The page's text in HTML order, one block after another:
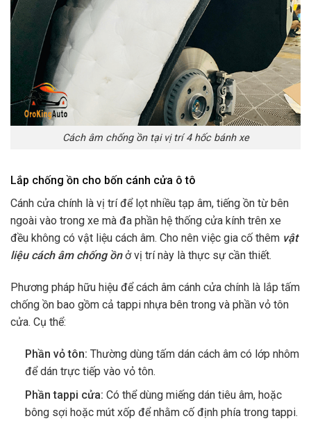
Cách âm chống ồn tại vị trí 4 hốc bánh xe
Lắp chống ồn cho bốn cánh cửa ô tô
Cánh cửa chính là vị trí để lọt nhiều tạp âm, tiếng ồn từ bên
ngoài vào trong xe mà đa phần hệ thống cửa kính trên xe
đều không có vật liệu cách âm. Cho nên việc gia cố thêm vật
liệu cách âm chống ồnở vị trí này là thực sự cần thiết.
Phương pháp hữu hiệu để cách âm cánh cửa chính là lắp tấm
chống ồn bao gồm cả tappi nhựa bên trong và phần vỏ tôn
cửa. Cụ thể:
Phần vỏ tôn: Thường dùng tấm dán cách âm có lớp nhôm
để dán trực tiếp vào vỏ tôn.
Phần tappi cửa: Có thể dùng miếng dán tiêu âm, hoặc
bông sợi hoặc mút xốp để nhằm cố định phía trong tappi.